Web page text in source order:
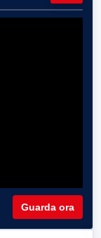
Guarda ora